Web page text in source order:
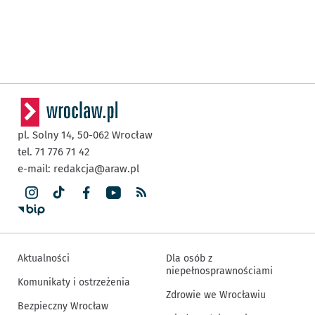
pl. Solny 14, 50-062 Wrocław
tel. 71 776 71 42
e-mail: redakcja@araw.pl
Aktualności
Komunikaty i ostrzeżenia
Bezpieczny Wrocław
Dla osób z
niepełnosprawnościami
Zdrowie we Wrocławiu